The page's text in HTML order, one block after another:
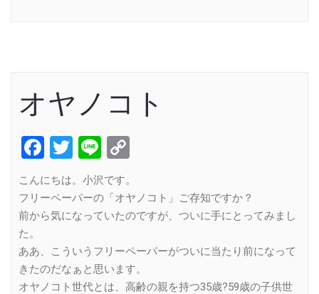
オヤノコト
Facebook
Twitter
Line
こんにちは。小沢です。
フリーペーパーの「オヤノコト」ご存知ですか？
前から気になっていたのですが、ついに手にとってみまし
た。
ああ、こういうフリーペーパーがついに当たり前になって
きたのだなぁと思います。
オヤノコト世代とは、高齢の親を持つ35歳?59歳の子供世